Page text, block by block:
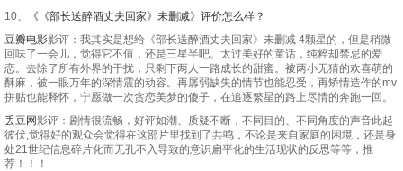
10、
《《部长送醉酒丈夫回家》未删减》评价怎么样？
豆瓣电影影评：我其实是想给《部长送醉酒丈夫回家》未删减 4颗星的，但是稍微
回味了一会儿，觉得它不值，还是三星半吧。太过美好的童话，纯粹却禁忌的爱
恋。去除了所有外界的干扰，只剩下两人一路成长的甜蜜。被两小无猜的欢喜萌的
酥麻，被一眼万年的深情震的动容。再孱弱缺失的情节也能忍受，再矫情造作的mv
拼贴也能释怀，宁愿做一次贪恋美梦的傻子，在追逐繁星的路上尽情的奔跑一回。
丢豆网影评：剧情很流畅，好评如潮、质疑不断，不同目的、不同角度的声音此起
彼伏,觉得好的观众会觉得在这部片里找到了共鸣，不论是来自家庭的困境，还是身
处21世纪信息碎片化而无孔不入导致的意识扁平化的生活现状的反思等等，推
荐！！！